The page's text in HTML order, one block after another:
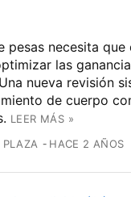
pesas necesita que
las
nueva revisión
de cuerpo
LEER MÁS »
HACE 2 AÑOS